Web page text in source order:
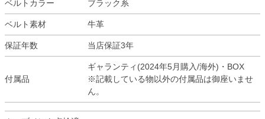
ベルトカラー ブラック系
ベルト素材 牛革
保証年数 当店保証3年
付属品
ギャランティ(2024年5月購入/海外)・BOX
※記載している物以外の付属品は御座いませ
ん。